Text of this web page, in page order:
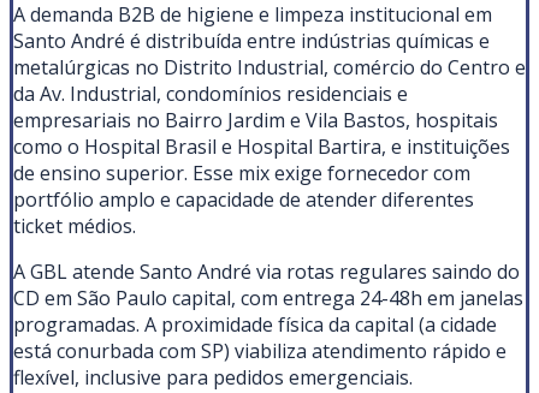
A demanda B2B de higiene e limpeza institucional em
Santo André é distribuída entre indústrias químicas e
metalúrgicas no Distrito Industrial, comércio do Centro e
da Av. Industrial, condomínios residenciais e
empresariais no Bairro Jardim e Vila Bastos, hospitais
como o Hospital Brasil e Hospital Bartira, e instituições
de ensino superior. Esse mix exige fornecedor com
portfólio amplo e capacidade de atender diferentes
ticket médios.
A GBL atende Santo André via rotas regulares saindo do
CD em São Paulo capital, com entrega 24-48h em janelas
programadas. A proximidade física da capital (a cidade
está conurbada com SP) viabiliza atendimento rápido e
flexível, inclusive para pedidos emergenciais.